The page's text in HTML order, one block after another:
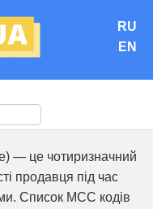
RU
EN
— це чотиризначний
продавця під час
Список MCC кодів